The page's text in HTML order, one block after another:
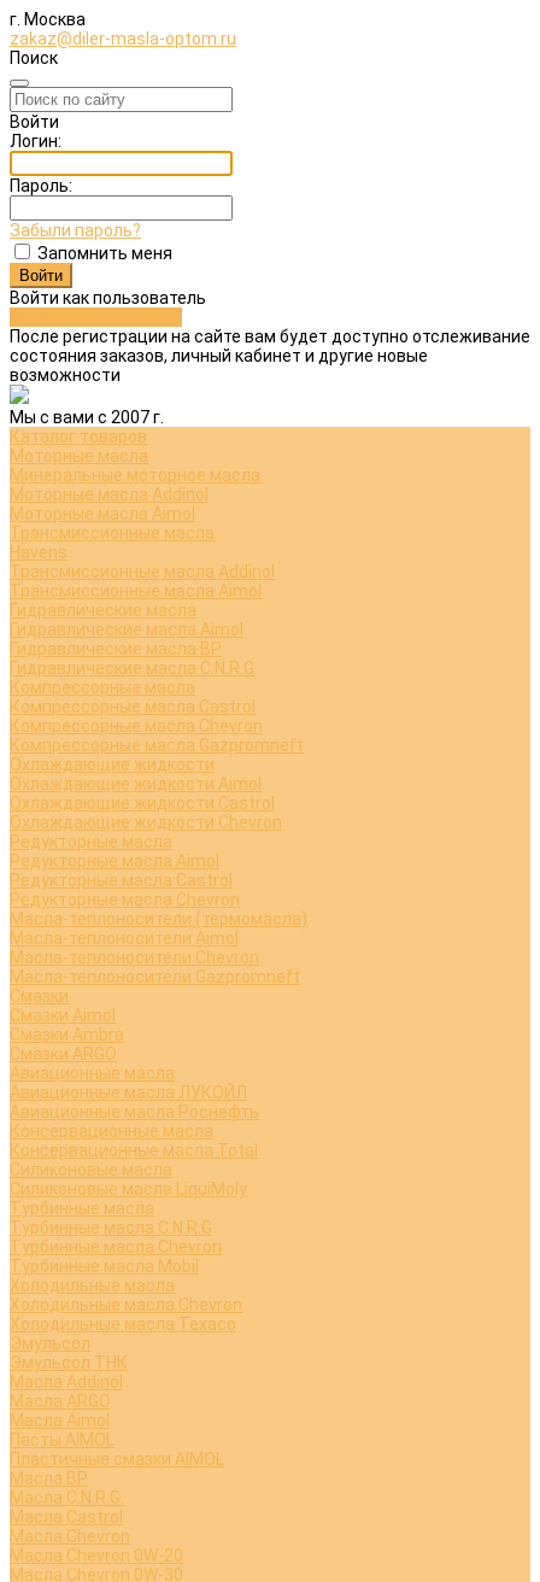
г. Москва
zakaz@diler-masla-optom.ru
Поиск
Войти
Логин:
Пароль:
Забыли пароль?
Запомнить меня
Войти как пользователь
После регистрации на сайте вам будет доступно отслеживание
состояния заказов, личный кабинет и другие новые
возможности
Мы с вами с 2007 г.
Каталог товаров
Моторные масла
Минеральные моторное масла
Моторные масла Addinol
Моторные масла Aimol
Трансмиссионные масла
Havens
Трансмиссионные масла Addinol
Трансмиссионные масла Aimol
Гидравлические масла
Гидравлические масла Aimol
Гидравлические масла BP
Гидравлические масла C.N.R.G
Компрессорные масла
Компрессорные масла Castrol
Компрессорные масла Chevron
Компрессорные масла Gazpromneft
Охлаждающие жидкости
Охлаждающие жидкости Aimol
Охлаждающие жидкости Castrol
Охлаждающие жидкости Chevron
Редукторные масла
Редукторные масла Aimol
Редукторные масла Castrol
Редукторные масла Chevron
Масла-теплоносители (термомасла)
Масла-теплоносители Aimol
Масла-теплоносители Chevron
Масла-теплоносители Gazpromneft
Смазки
Смазки Aimol
Смазки Ambra
Смазки ARGO
Авиационные масла
Авиационные масла ЛУКОЙЛ
Авиационные масла Роснефть
Консервационные масла
Консервационные масла Total
Силиконовые масла
Силиконовые масла LiquiMoly
Турбинные масла
Турбинные масла C.N.R.G
Турбинные масла Chevron
Турбинные масла Mobil
Холодильные масла
Холодильные масла Chevron
Холодильные масла Texaco
Эмульсол
Эмульсол ТНК
Масла Addinol
Масла ARGO
Масла Aimol
Пасты AIMOL
Пластичные смазки AIMOL
Масла BP
Масла C.N.R.G.
Масла Castrol
Масла Chevron
Масла Chevron 0W-20
Масла Chevron 0W-30